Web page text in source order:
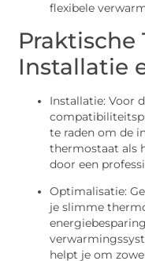
flexibele
Praktische
Installatie
Installatie: Voor
te raden om de
thermostaat als
door een
Optimalisatie:
je slimme
helpt je om